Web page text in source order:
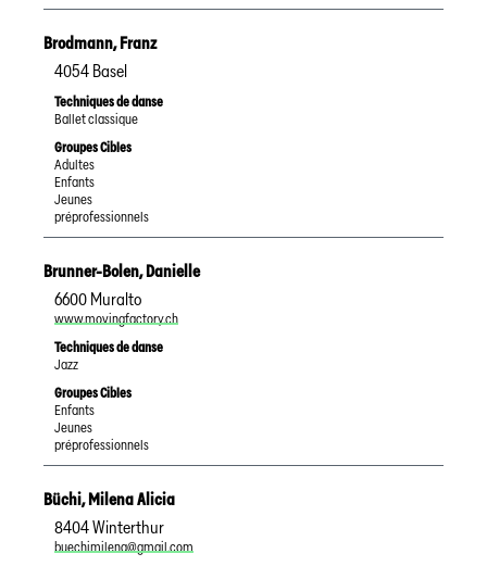
Brodmann,Franz
4054 Basel
Techniques de danse
Ballet classique
Groupes Cibles
Adultes
Enfants
Jeunes
préprofessionnels
Brunner-Bolen,Danielle
6600 Muralto
www.movingfactory.ch
Techniques de danse
Jazz
Groupes Cibles
Enfants
Jeunes
préprofessionnels
Büchi,Milena Alicia
8404Winterthur
buechimilena@gmail.com